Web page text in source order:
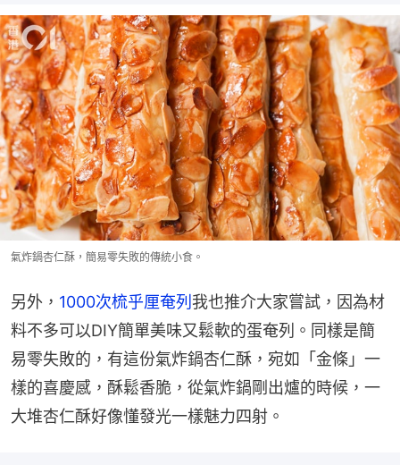
氣炸鍋杏仁酥，簡易零失敗的傳統小食。
另外， 1000次梳乎厘奄列 我也推介大家嘗試，因為材
料不多可以DIY簡單美味又鬆軟的蛋奄列。同樣是簡
易零失敗的，有這份氣炸鍋杏仁酥，宛如「金條」一
樣的喜慶感，酥鬆香脆，從氣炸鍋剛出爐的時候，一
大堆杏仁酥好像懂發光一樣魅力四射。